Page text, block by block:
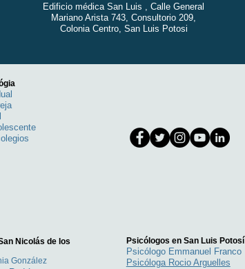
Edificio médica San Luis , Calle General
Mariano Arista 743, Consultorio 209,
Colonia Centro, San Luis Potosi
Nicolás de los
González
Psicólogos en San Luis Potosí
Psicólogo Emmanuel Franco
Psicóloga Rocio Arguelles